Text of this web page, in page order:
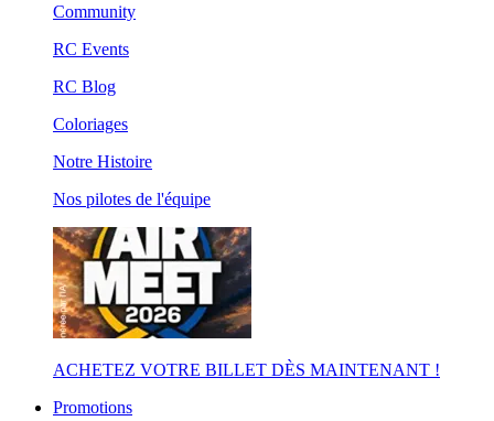
Community
RC Events
RC Blog
Coloriages
Notre Histoire
Nos pilotes de l'équipe
ACHETEZ VOTRE BILLET DÈS MAINTENANT !
Promotions